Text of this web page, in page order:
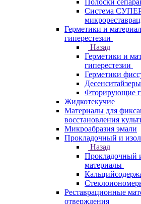
Полоски
Система
Герметики и
гиперестезии
Назад
Герметики и
гиперестезии
Герметики
Десенситайзеры
Фторирующие
Жидкотекучие
Материалы для
восстановления
Микроабразия эмали
Прокладочный и
Назад
Прокладочный
материалы
Реставрационные
отверждения